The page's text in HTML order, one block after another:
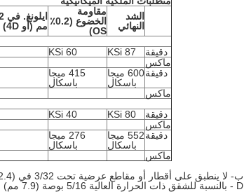
الشد
النهائي
مقاومة
الخضوع (0.2٪
OS)
ايلونغ.
مم (أو 4D) ، دقيقة ،٪
دقيقة
87 KSi
60 KSi
ماكس
دقيقة
600 ميجا
باسكال
415 ميجا
باسكال
ماكس
دقيقة
80 KSi
40 KSi
ماكس
دقيقة
552 ميجا
باسكال
276 ميجا
باسكال
ماكس
ب- لا ينطبق على أقطار أو مقاطع عرضية تحت 3/32 في (2.4 مم).
D - بالنسبة للشقق ذات الحرارة العالية 5/16 بوصة (7.9 مم) وتحت السماكة ، يجب أن يكون الاستطالة 20٪ دقيقة.